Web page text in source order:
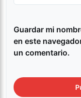
Guardar mi
en este
un comentario.